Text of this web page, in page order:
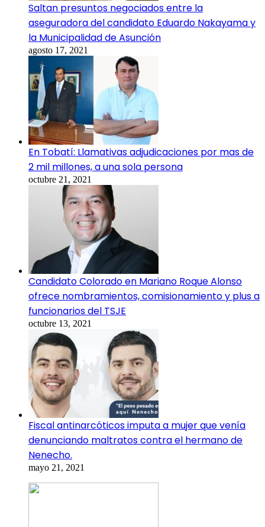
Saltan presuntos negociados entre la
aseguradora del candidato Eduardo Nakayama y
la Municipalidad de Asunción
agosto 17, 2021
En Tobatí: Llamativas adjudicaciones por mas de
2 mil millones, a una sola persona
octubre 21, 2021
Candidato Colorado en Mariano Roque Alonso
ofrece nombramientos, comisionamiento y plus a
funcionarios del TSJE
octubre 13, 2021
Fiscal antinarcóticos imputa a mujer que venía
denunciando maltratos contra el hermano de
Nenecho.
mayo 21, 2021